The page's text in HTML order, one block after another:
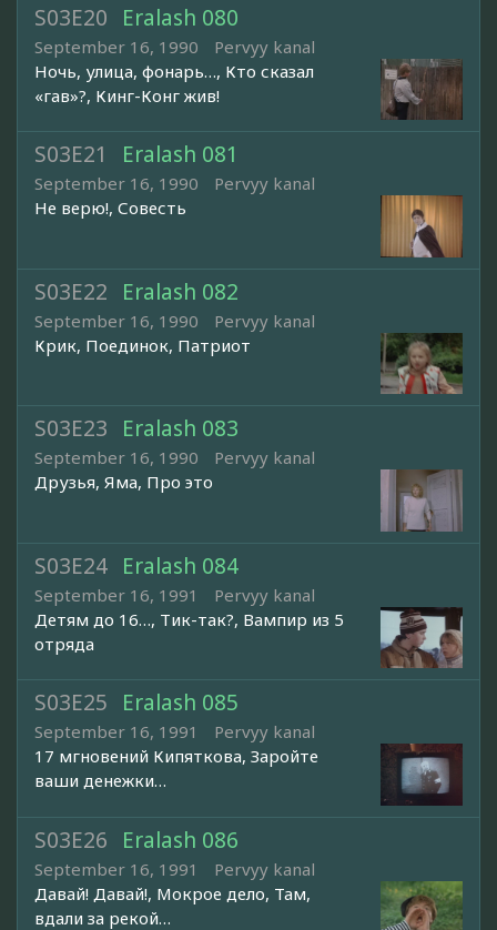
S03E20 Eralash 080
September 16, 1990
Pervyy kanal
Ночь, улица, фонарь…, Кто сказал
«гав»?, Кинг-Конг жив!
S03E21 Eralash 081
September 16, 1990
Pervyy kanal
Не верю!, Совесть
S03E22 Eralash 082
September 16, 1990
Pervyy kanal
Крик, Поединок, Патриот
S03E23 Eralash 083
September 16, 1990
Pervyy kanal
Друзья, Яма, Про это
S03E24 Eralash 084
September 16, 1991
Pervyy kanal
Детям до 16…, Тик-так?, Вампир из 5
отряда
S03E25 Eralash 085
September 16, 1991
Pervyy kanal
17 мгновений Кипяткова, Заройте
ваши денежки…
S03E26 Eralash 086
September 16, 1991
Pervyy kanal
Давай! Давай!, Мокрое дело, Там,
вдали за рекой…